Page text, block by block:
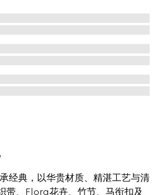
经典，以华贵材质、精湛工艺与清
带、Flora花卉、竹节、马衔扣及